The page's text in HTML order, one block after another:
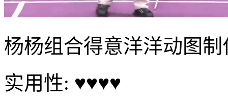
杨杨组合得意洋洋动图制
实用性: ♥♥♥♥